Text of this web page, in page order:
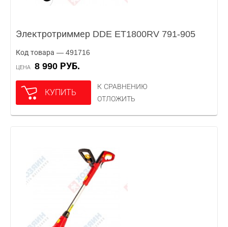
Электротриммер DDE ET1800RV 791-905
Код товара — 491716
ЦЕНА 8 990 РУБ.
КУПИТЬ
К СРАВНЕНИЮ
ОТЛОЖИТЬ